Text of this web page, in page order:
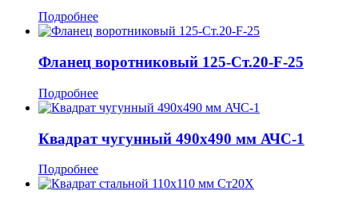
Подробнее
Фланец воротниковый 125-Ст.20-F-25
Подробнее
Квадрат чугунный 490x490 мм АЧС-1
Подробнее